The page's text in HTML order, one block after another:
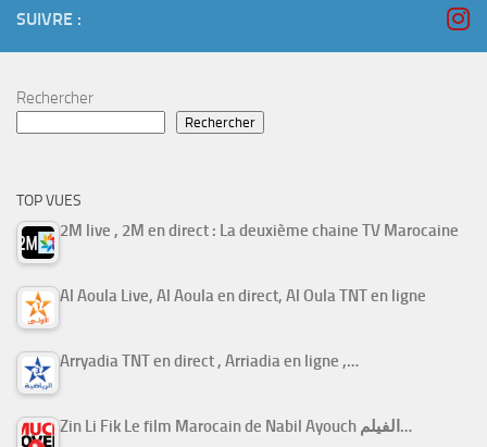
SUIVRE :
Rechercher
Rechercher
TOP VUES
2M live , 2M en direct : La deuxième chaine TV Marocaine
Al Aoula Live, Al Aoula en direct, Al Oula TNT en ligne
Arryadia TNT en direct , Arriadia en ligne ,…
Zin Li Fik Le film Marocain de Nabil Ayouch الفيلم…